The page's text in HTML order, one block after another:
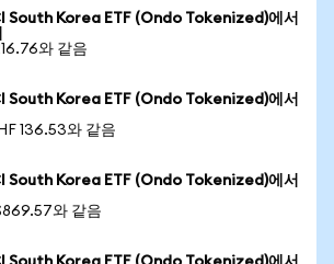
South Korea ETF (Ondo Tokenized)에서
와 같음
South Korea ETF (Ondo Tokenized)에서
136.53와 같음
South Korea ETF (Ondo Tokenized)에서
와 같음